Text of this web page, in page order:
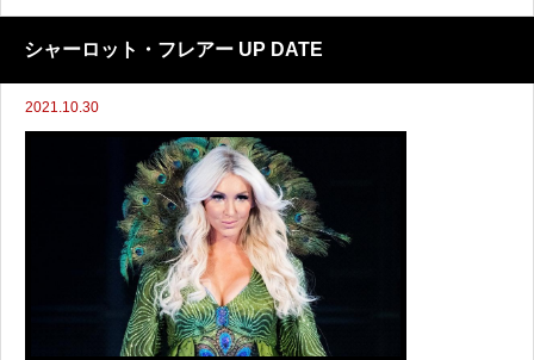
パツアーに参加する予定であると伝えています。すでにヨーロ
ッパツアーの対戦カードは宣伝されており、シェイマ
シャーロット・フレアー UP DATE
2021.10.30